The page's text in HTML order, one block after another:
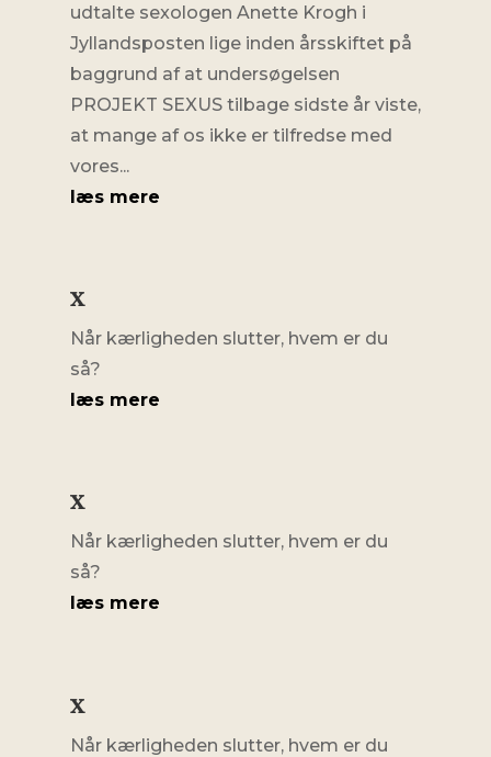
udtalte sexologen Anette Krogh i
Jyllandsposten lige inden årsskiftet på
baggrund af at undersøgelsen
PROJEKT SEXUS tilbage sidste år viste,
at mange af os ikke er tilfredse med
vores...
læs mere
x
Når kærligheden slutter, hvem er du
så?
læs mere
x
Når kærligheden slutter, hvem er du
så?
læs mere
x
Når kærligheden slutter, hvem er du